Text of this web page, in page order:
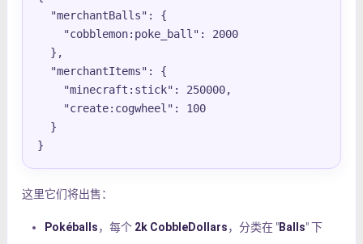
  "merchantBalls": {
    "cobblemon:poke_ball": 2000
  },
  "merchantItems": {
    "minecraft:stick": 250000,
    "create:cogwheel": 100
  }
}
这里它们将出售：
Pokéballs，每个 2k CobbleDollars，分类在 "Balls" 下